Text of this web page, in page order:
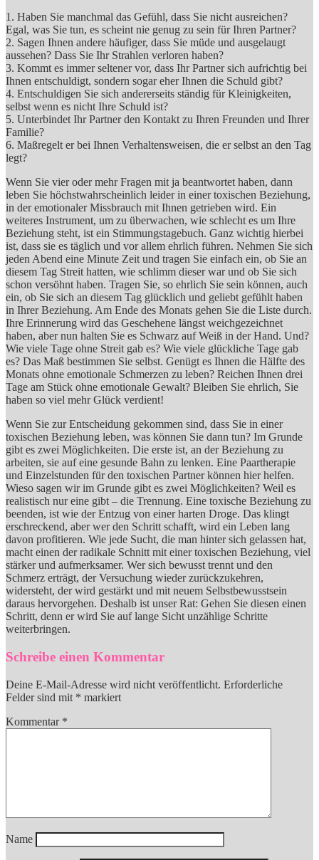
1. Haben Sie manchmal das Gefühl, dass Sie nicht ausreichen?
Egal, was Sie tun, es scheint nie genug zu sein für Ihren Partner?
2. Sagen Ihnen andere häufiger, dass Sie müde und ausgelaugt
aussehen? Dass Sie Ihr Strahlen verloren haben?
3. Kommt es immer seltener vor, dass Ihr Partner sich aufrichtig bei
Ihnen entschuldigt, sondern sogar eher Ihnen die Schuld gibt?
4. Entschuldigen Sie sich andererseits ständig für Kleinigkeiten,
selbst wenn es nicht Ihre Schuld ist?
5. Unterbindet Ihr Partner den Kontakt zu Ihren Freunden und Ihrer
Familie?
6. Maßregelt er bei Ihnen Verhaltensweisen, die er selbst an den Tag
legt?
Wenn Sie vier oder mehr Fragen mit ja beantwortet haben, dann
leben Sie höchstwahrscheinlich leider in einer toxischen Beziehung,
in der emotionaler Missbrauch mit Ihnen getrieben wird. Ein
weiteres Instrument, um zu überwachen, wie schlecht es um Ihre
Beziehung steht, ist ein Stimmungstagebuch. Ganz wichtig hierbei
ist, dass sie es täglich und vor allem ehrlich führen. Nehmen Sie sich
jeden Abend eine Minute Zeit und tragen Sie einfach ein, ob Sie an
diesem Tag Streit hatten, wie schlimm dieser war und ob Sie sich
schon versöhnt haben. Tragen Sie, so ehrlich Sie sein können, auch
ein, ob Sie sich an diesem Tag glücklich und geliebt gefühlt haben
in Ihrer Beziehung. Am Ende des Monats gehen Sie die Liste durch.
Ihre Erinnerung wird das Geschehene längst weichgezeichnet
haben, aber nun halten Sie es Schwarz auf Weiß in der Hand. Und?
Wie viele Tage ohne Streit gab es? Wie viele glückliche Tage gab
es? Das Maß bestimmen Sie selbst. Genügt es Ihnen die Hälfte des
Monats ohne emotionale Schmerzen zu leben? Reichen Ihnen drei
Tage am Stück ohne emotionale Gewalt? Bleiben Sie ehrlich, Sie
haben so viel mehr Glück verdient!
Wenn Sie zur Entscheidung gekommen sind, dass Sie in einer
toxischen Beziehung leben, was können Sie dann tun? Im Grunde
gibt es zwei Möglichkeiten. Die erste ist, an der Beziehung zu
arbeiten, sie auf eine gesunde Bahn zu lenken. Eine Paartherapie
und Einzelstunden für den toxischen Partner können hier helfen.
Wieso sagen wir im Grunde gibt es zwei Möglichkeiten? Weil es
realistisch nur eine gibt – die Trennung. Eine toxische Beziehung zu
beenden, ist wie der Entzug von einer harten Droge. Das klingt
erschreckend, aber wer den Schritt schafft, wird ein Leben lang
davon profitieren. Wie jede Sucht, die man hinter sich gelassen hat,
macht einen der radikale Schnitt mit einer toxischen Beziehung, viel
stärker und aufmerksamer. Wer sich bewusst trennt und den
Schmerz erträgt, der Versuchung wieder zurückzukehren,
widersteht, der wird gestärkt und mit neuem Selbstbewusstsein
daraus hervorgehen. Deshalb ist unser Rat: Gehen Sie diesen einen
Schritt, denn er wird Sie auf lange Sicht unzählige Schritte
weiterbringen.
Schreibe einen Kommentar
Deine E-Mail-Adresse wird nicht veröffentlicht. Erforderliche
Felder sind mit * markiert
Kommentar *
Name